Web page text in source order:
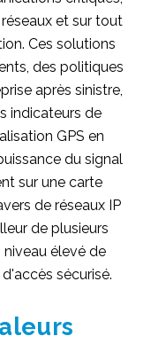
et sur tout
Ces solutions
des politiques
après sinistre,
indicateurs de
GPS en
du signal
sur une carte
de réseaux IP
de plusieurs
élevé de
sécurisé.